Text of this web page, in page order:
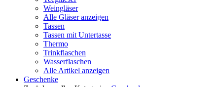
Weingläser
Alle Gläser anzeigen
Tassen
Tassen mit Untertasse
Thermo
Trinkflaschen
Wasserflaschen
Alle Artikel anzeigen
Geschenke